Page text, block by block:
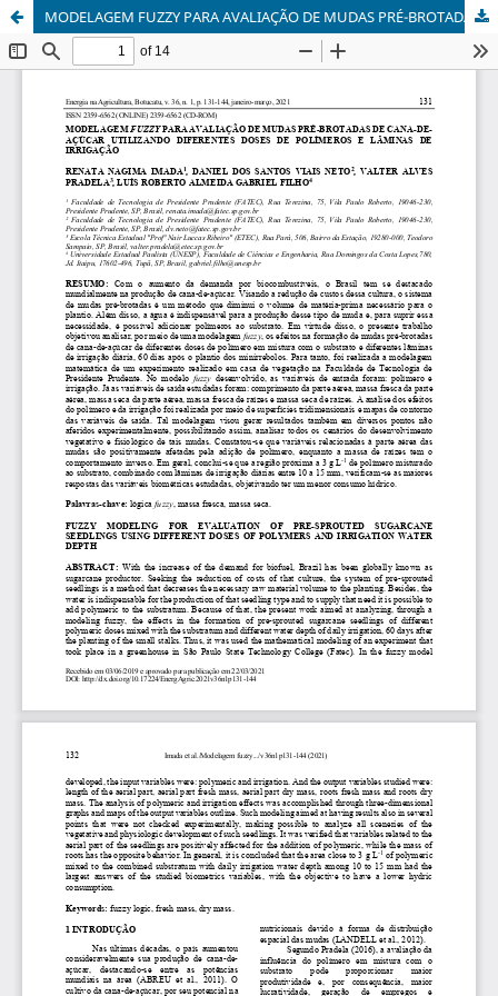
MODELAGEM FUZZY PARA AVALIAÇÃO DE MUDAS PRÉ-BROTADAS DE CANA-DE-AÇÚCAR UTILIZANDO DIFERENTES DOSES DE POLÍMEROS E LÂMINAS DE IRRIGAÇÃO